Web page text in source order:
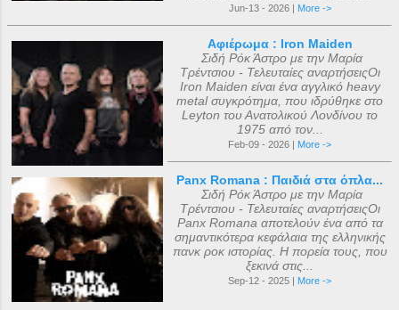
Jun-13 - 2026 | More ->
Αφιέρωμα : Iron Maiden
Σιδή Ρόκ Άστρο με την Μαρία
Τρέντσιου - Τελευταίες αναρτήσειςΟι
Iron Maiden είναι ένα αγγλικό heavy
metal συγκρότημα, που ιδρύθηκε στο
Leyton του Ανατολικού Λονδίνου το
1975 από τον...
Feb-09 - 2026 | More ->
Panx Romana : Παιδιά στα όπλα...
Σιδή Ρόκ Άστρο με την Μαρία
Τρέντσιου - Τελευταίες αναρτήσειςΟι
Panx Romana αποτελούν ένα από τα
σημαντικότερα κεφάλαια της ελληνικής
πανκ ροκ ιστορίας. Η πορεία τους, που
ξεκινά στις...
Sep-12 - 2025 | More ->